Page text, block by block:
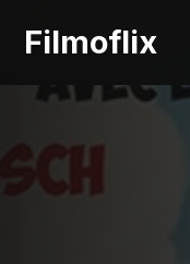
Filmoflix